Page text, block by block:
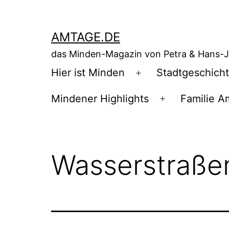
AMTAGE.DE
das Minden-Magazin von Petra & Hans-
Hier ist Minden
Menü
öffnen
Mindener Highlights
Menü
Familie